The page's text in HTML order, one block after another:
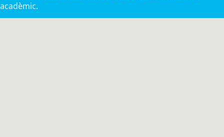
acadèmic.